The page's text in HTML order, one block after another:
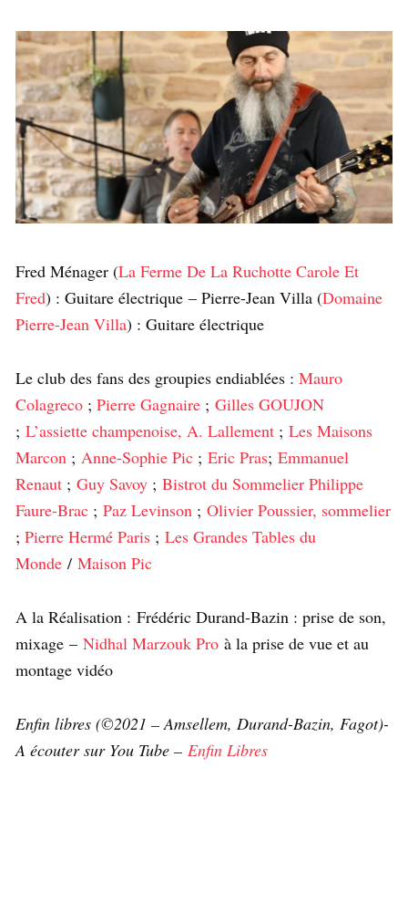
Fred Ménager (La Ferme De La Ruchotte Carole Et
Fred) : Guitare électrique – Pierre-Jean Villa (Domaine
Pierre-Jean Villa) : Guitare électrique
Le club des fans des groupies endiablées : Mauro
Colagreco ; Pierre Gagnaire ; Gilles GOUJON
; L’assiette champenoise, A. Lallement ; Les Maisons
Marcon ; Anne-Sophie Pic ; Eric Pras; Emmanuel
Renaut ; Guy Savoy ; Bistrot du Sommelier Philippe
Faure-Brac ; Paz Levinson ; Olivier Poussier, sommelier
; Pierre Hermé Paris ; Les Grandes Tables du
Monde / Maison Pic
A la Réalisation : Frédéric Durand-Bazin : prise de son,
mixage – Nidhal Marzouk Pro à la prise de vue et au
montage vidéo
Enfin libres (©2021 – Amsellem, Durand-Bazin, Fagot)-
A écouter sur You Tube – Enfin Libres